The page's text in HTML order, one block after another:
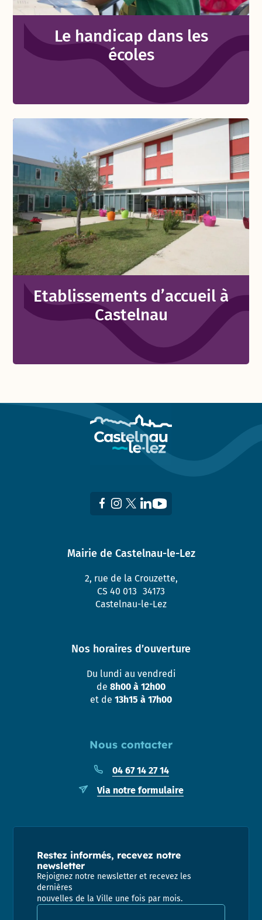
Le handicap dans les
écoles
Etablissements d’accueil à
Castelnau
Nous contacter
04 67 14 27 14
Via notre formulaire
Mairie de Castelnau-le-Lez
2, rue de la Crouzette,
CS 40 013 34173
Castelnau-le-Lez
Nos horaires d’ouverture
Du lundi au vendredi
de 8h00 à 12h00
et de 13h15 à 17h00
Restez informés, recevez notre
newsletter
Rejoignez notre newsletter et recevez les
dernières
nouvelles de la Ville une fois par mois.
Adresse email pour la newsletter